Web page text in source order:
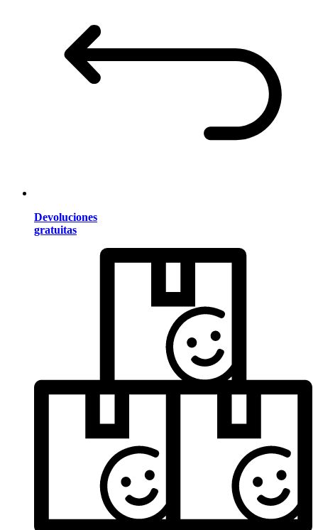
Devoluciones
gratuitas